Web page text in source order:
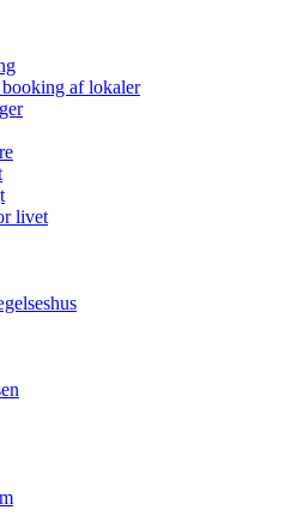
af lokaler
livet